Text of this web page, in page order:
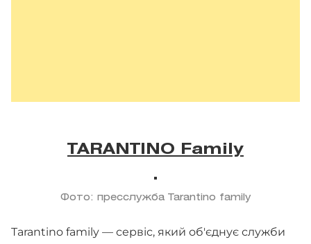
TARANTINO Family
Фото: пресслужба Tarantino family
Tarantino family — сервіс, який об'єднує служби